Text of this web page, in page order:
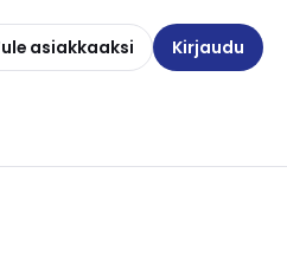
asiakkaaksi Kirjaudu